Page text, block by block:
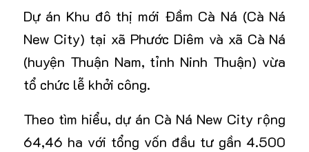
Dự án Khu đô thị mới Đầm Cà Ná (Cà Ná
New City) tại xã Phước Diêm và xã Cà Ná
(huyện Thuận Nam, tỉnh Ninh Thuận) vừa
tổ chức lễ khởi công.
Theo tìm hiểu, dự án Cà Ná New City rộng
64,46 ha với tổng vốn đầu tư gần4.500